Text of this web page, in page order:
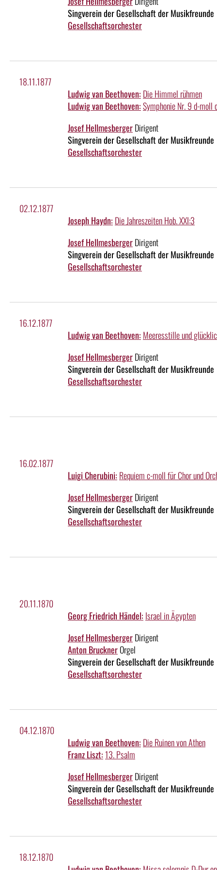
Singverein der Gesellschaft der Musikfreunde
Gesellschaftsorchester
18.11.1877
Ludwig van Beethoven: Die Himmel rühmen
Ludwig van Beethoven:Symphonie Nr. 9 d-moll
Josef HellmesbergerDirigent
Singverein der Gesellschaft der Musikfreunde
Gesellschaftsorchester
02.12.1877
Joseph Haydn: Die Jahreszeiten Hob. XXI:3
Josef HellmesbergerDirigent
Singverein der Gesellschaft der Musikfreunde
Gesellschaftsorchester
16.12.1877
Ludwig van Beethoven: Meeresstille und
Josef HellmesbergerDirigent
Singverein der Gesellschaft der Musikfreunde
Gesellschaftsorchester
16.02.1877
Luigi Cherubini: Requiem c-moll für Chor und
Josef HellmesbergerDirigent
Singverein der Gesellschaft der Musikfreunde
Gesellschaftsorchester
20.11.1870
Georg Friedrich Händel: Israel in Ägypten
Josef HellmesbergerDirigent
Anton BrucknerOrgel
Singverein der Gesellschaft der Musikfreunde
Gesellschaftsorchester
04.12.1870
Ludwig van Beethoven: Die Ruinen von Athen
Franz Liszt:13. Psalm
Josef HellmesbergerDirigent
Singverein der Gesellschaft der Musikfreunde
Gesellschaftsorchester
18.12.1870